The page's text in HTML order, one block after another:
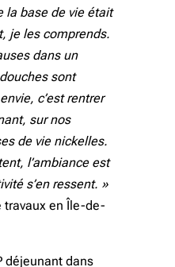
la base de vie était
je les comprends.
dans un
sont
c’est rentrer
sur nos
de vie nickelles.
l’ambiance est
s’en ressent. »
en Île-de-